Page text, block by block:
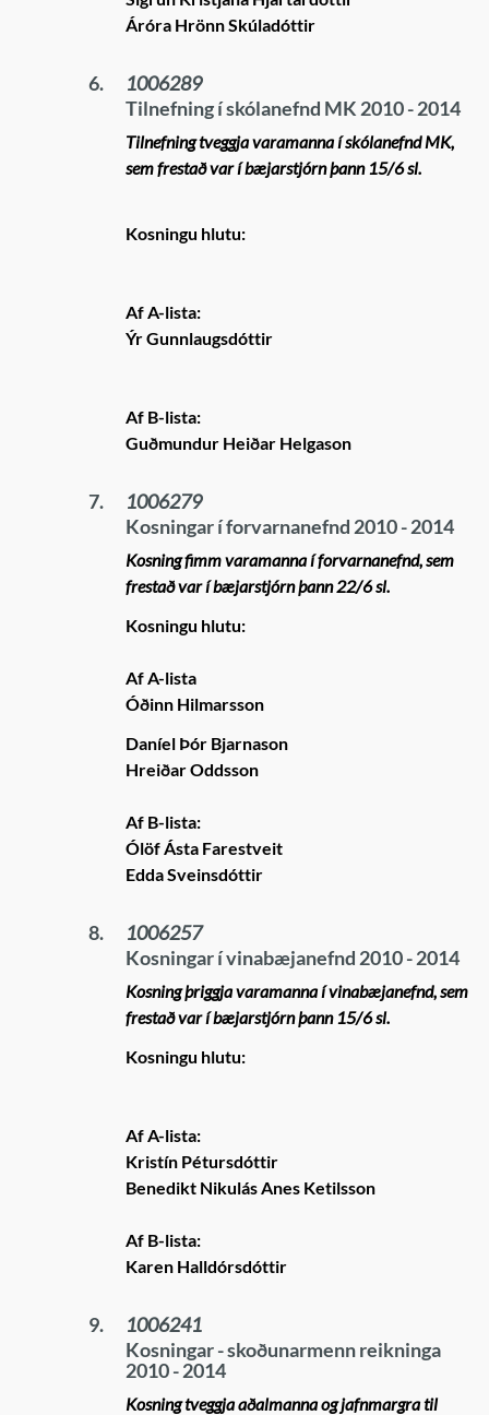
Áróra Hrönn Skúladóttir
6.
1006289
Tilnefning í skólanefnd MK 2010 - 2014
Tilnefning tveggja varamanna í skólanefnd MK,
sem frestað var í bæjarstjórn þann 15/6 sl.
Kosningu hlutu:
Af A-lista:
Ýr Gunnlaugsdóttir
Af B-lista:
Guðmundur Heiðar Helgason
7.
1006279
Kosningar í forvarnanefnd 2010 - 2014
Kosning fimm varamanna í forvarnanefnd, sem
frestað var í bæjarstjórn þann 22/6 sl.
Kosningu hlutu:
Af A-lista
Óðinn Hilmarsson
Daníel Þór Bjarnason
Hreiðar Oddsson
Af B-lista:
Ólöf Ásta Farestveit
Edda Sveinsdóttir
8.
1006257
Kosningar í vinabæjanefnd 2010 - 2014
Kosning þriggja varamanna í vinabæjanefnd, sem
frestað var í bæjarstjórn þann 15/6 sl.
Kosningu hlutu:
Af A-lista:
Kristín Pétursdóttir
Benedikt Nikulás Anes Ketilsson
Af B-lista:
Karen Halldórsdóttir
9.
1006241
Kosningar - skoðunarmenn reikninga
2010 - 2014
Kosning tveggja aðalmanna og jafnmargra til